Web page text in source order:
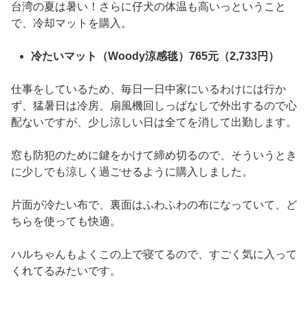
台湾の夏は暑い！さらに仔犬の体温も高いっということ
で、冷却マットを購入。
冷たいマット（Woody涼感毯）765元（2,733円）
仕事をしているため、毎日一日中家にいるわけには行か
ず、猛暑日は冷房、扇風機回しっぱなしで外出するので心
配ないですが、少し涼しい日は全てを消して出勤します。
窓も防犯のために鍵をかけて締め切るので、そういうとき
に少しでも涼しく過ごせるように購入しました。
片面が冷たい布で、裏面はふわふわの布になっていて、ど
ちらを使っても快適。
ハルちゃんもよくこの上で寝てるので、すごく気に入って
くれてるみたいです。